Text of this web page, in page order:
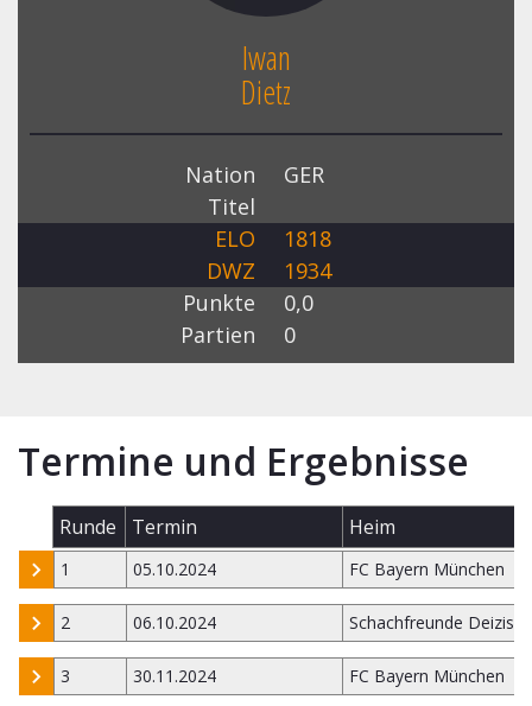
Iwan
Dietz
Nation
GER
Titel
ELO
1818
DWZ
1934
Punkte
0,0
Partien
0
Termine und Ergebnisse
Runde Termin Heim
1 05.10.2024 FC Bayern München
2 06.10.2024 Schachfreunde
3 30.11.2024 FC Bayern München